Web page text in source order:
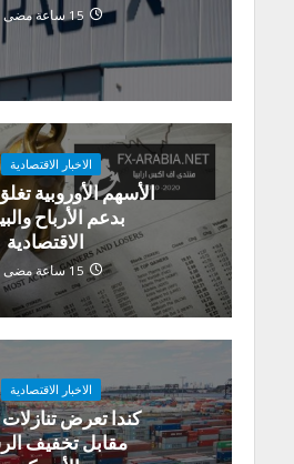
15 ساعة مضى
الاخبار الاقتصادية
الأسهم الأوروبية
بدعم الأرباح
الاقتصادية
15 ساعة مضى
الاخبار الاقتصادية
كندا تعرض تنازلات
مقابل تخفيف